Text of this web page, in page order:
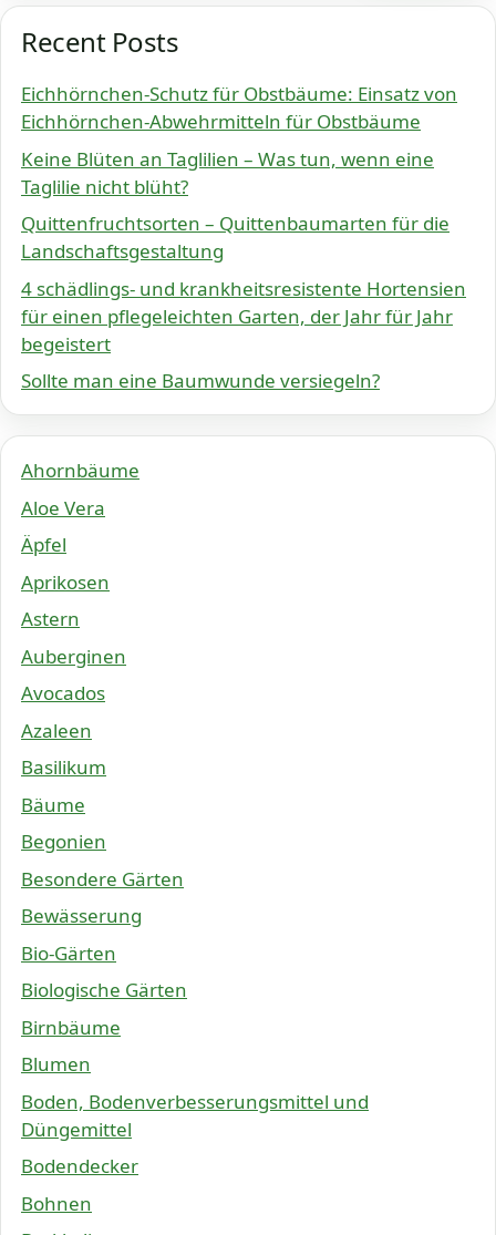
Recent Posts
Eichhörnchen-Schutz für Obstbäume: Einsatz von
Eichhörnchen-Abwehrmitteln für Obstbäume
Keine Blüten an Taglilien – Was tun, wenn eine
Taglilie nicht blüht?
Quittenfruchtsorten – Quittenbaumarten für die
Landschaftsgestaltung
4 schädlings- und krankheitsresistente Hortensien
für einen pflegeleichten Garten, der Jahr für Jahr
begeistert
Sollte man eine Baumwunde versiegeln?
Ahornbäume
Aloe Vera
Äpfel
Aprikosen
Astern
Auberginen
Avocados
Azaleen
Basilikum
Bäume
Begonien
Besondere Gärten
Bewässerung
Bio-Gärten
Biologische Gärten
Birnbäume
Blumen
Boden, Bodenverbesserungsmittel und
Düngemittel
Bodendecker
Bohnen